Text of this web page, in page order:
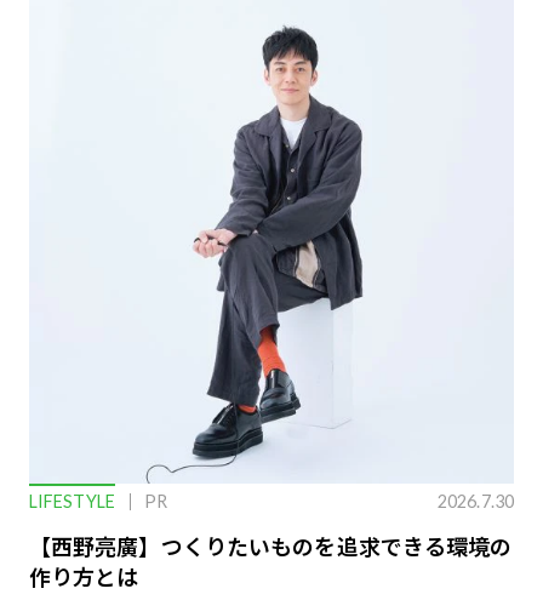
LIFESTYLE PR 2026.7.30
【西野亮廣】つくりたいものを追求できる環境の
作り方とは